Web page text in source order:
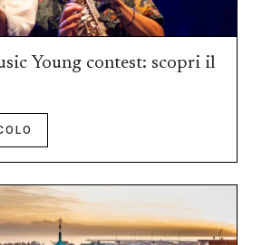
Young contest: scopri il